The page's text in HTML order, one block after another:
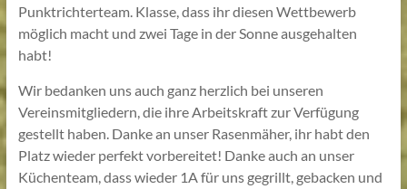
Punktrichterteam. Klasse, dass ihr diesen Wettbewerb
möglich macht und zwei Tage in der Sonne ausgehalten
habt!
Wir bedanken uns auch ganz herzlich bei unseren
Vereinsmitgliedern, die ihre Arbeitskraft zur Verfügung
gestellt haben. Danke an unser Rasenmäher, ihr habt den
Platz wieder perfekt vorbereitet! Danke auch an unser
Küchenteam, dass wieder 1A für uns gegrillt, gebacken und